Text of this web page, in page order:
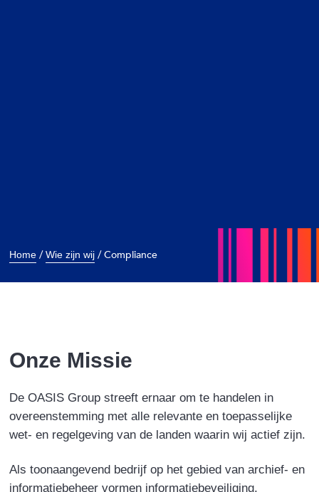
Home /Wie zijn wij /Compliance
Onze Missie
De OASIS Group streeft ernaar om te handelen in
overeenstemming met alle relevante en toepasselijke
wet- en regelgeving van de landen waarin wij actief zijn.
Als toonaangevend bedrijf op het gebied van archief- en
informatiebeheer vormen informatiebeveiliging,